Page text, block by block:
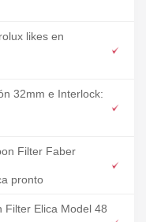
likes en
32mm e Interlock:
Filter Faber
pronto
Filter Elica Model 48